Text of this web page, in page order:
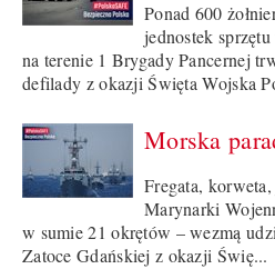
Ponad 600
jednostek
na terenie 1 Brygady Pancernej
defilady z okazji Święta Wojska
Morska
Fregata,
Marynarki
w sumie 21 okrętów – wezmą
Zatoce Gdańskiej z okazji Świę...